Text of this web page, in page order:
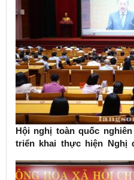
Hội nghị toàn quốc
triển khai thực hiện Nghị